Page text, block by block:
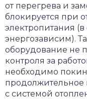
от перегрева и
блокируется при
электропитания (в
энергозависим).
оборудование не
контроля за
необходимо
продолжительное
с системой